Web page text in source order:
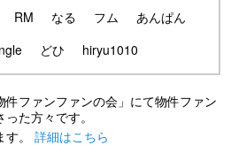
RM なる フム
あんぱん
どひ hiryu1010
件ファンファンの会」にて物件ファン
た方々です。
。 詳細はこちら